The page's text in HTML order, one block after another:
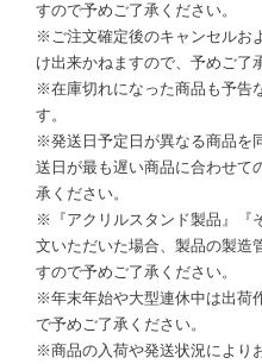
すので予めご了承ください。
※ご注文確定後のキャンセルお
け出来かねますので、予めご了
※在庫切れになった商品も予告
す。
※発送日予定日が異なる商品を
送日が最も遅い商品に合わせて
承ください。
※『アクリルスタンド製品』『
文いただいた場合、製品の製造
すので予めご了承ください。
※年末年始や大型連休中は出荷
で予めご了承ください。
※商品の入荷や発送状況により